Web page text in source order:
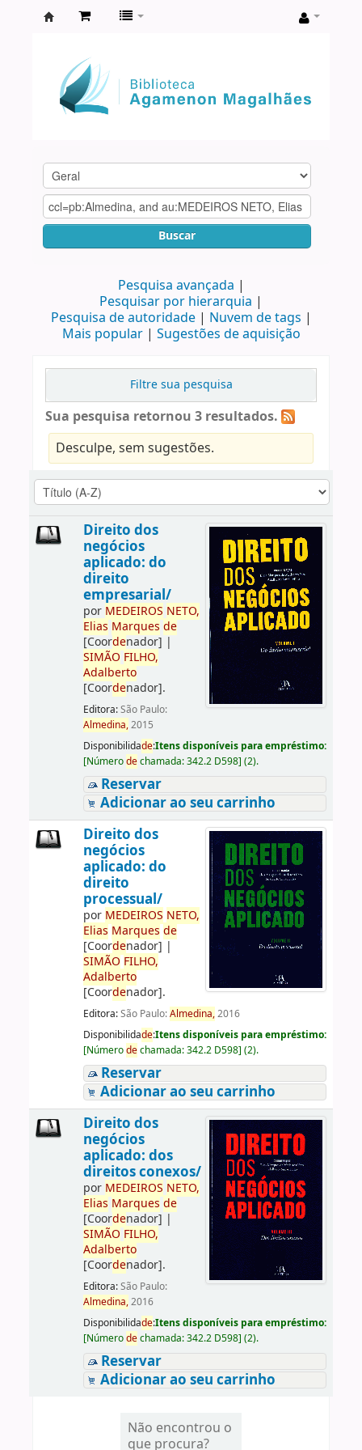
Agamenon
Magalhães
Buscar
Pesquisa avançada
Pesquisar por hierarquia
Pesquisa de autoridade
Nuvem de tags
Mais popular
Sugestões de aquisição
Filtre sua pesquisa
Sua pesquisa retornou 3 resultados.
Desculpe, sem sugestões.
Direito dos
negócios
aplicado: do
direito
empresarial/
por MEDEIROS NETO,
Elias Marques de
[Coordenador] |
SIMÃO FILHO,
Adalberto
[Coordenador].
Editora:São Paulo:
Almedina,2015
Disponibilidade:Itens disponíveis para empréstimo:
[Númerodechamada:342.2 D598] (2).
Reservar
Adicionar ao seu carrinho
Direito dos
negócios
aplicado: do
direito
processual/
por MEDEIROS NETO,
Elias Marques de
[Coordenador] |
SIMÃO FILHO,
Adalberto
[Coordenador].
Editora:São Paulo:Almedina,2016
Disponibilidade:Itens disponíveis para empréstimo:
[Númerodechamada:342.2 D598] (2).
Reservar
Adicionar ao seu carrinho
Direito dos
negócios
aplicado: dos
direitos conexos/
por MEDEIROS NETO,
Elias Marques de
[Coordenador] |
SIMÃO FILHO,
Adalberto
[Coordenador].
Editora:São Paulo:
Almedina,2016
Disponibilidade:Itens disponíveis para empréstimo:
[Númerodechamada:342.2 D598] (2).
Reservar
Adicionar ao seu carrinho
Não encontrou o
que procura?